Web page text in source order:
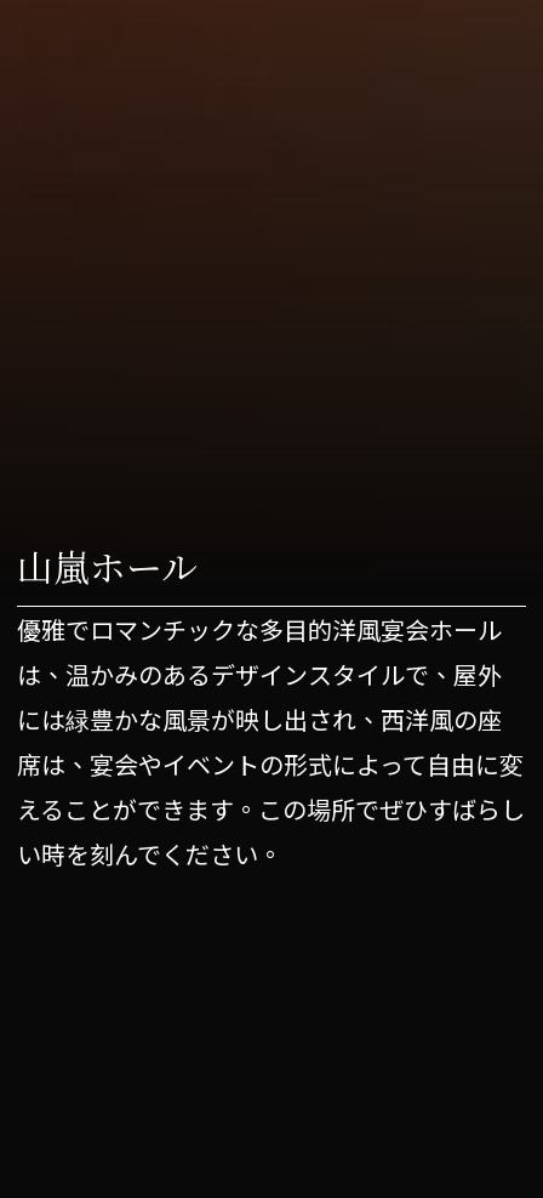
山嵐ホール
優雅でロマンチックな多目的洋風宴会ホール
は、温かみのあるデザインスタイルで、屋外
には緑豊かな風景が映し出され、西洋風の座
席は、宴会やイベントの形式によって自由に変
えることができます。この場所でぜひすばらし
い時を刻んでください。